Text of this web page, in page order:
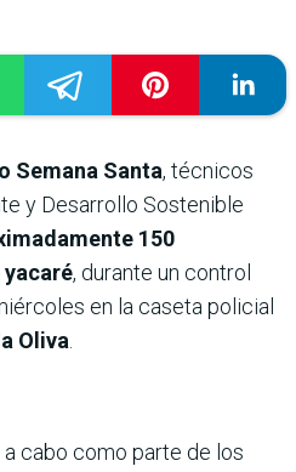
Semana Santa, técnicos
y Desarrollo Sostenible
150
, durante un control
en la caseta policial
Oliva
cabo como parte de los